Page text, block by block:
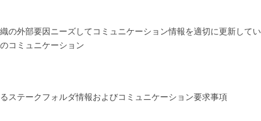
の外部要因ニーズしてコミュニケーション情報を適切に更新して
コミュニケーション
ステークフォルダ情報およびコミュニケーション要求事項